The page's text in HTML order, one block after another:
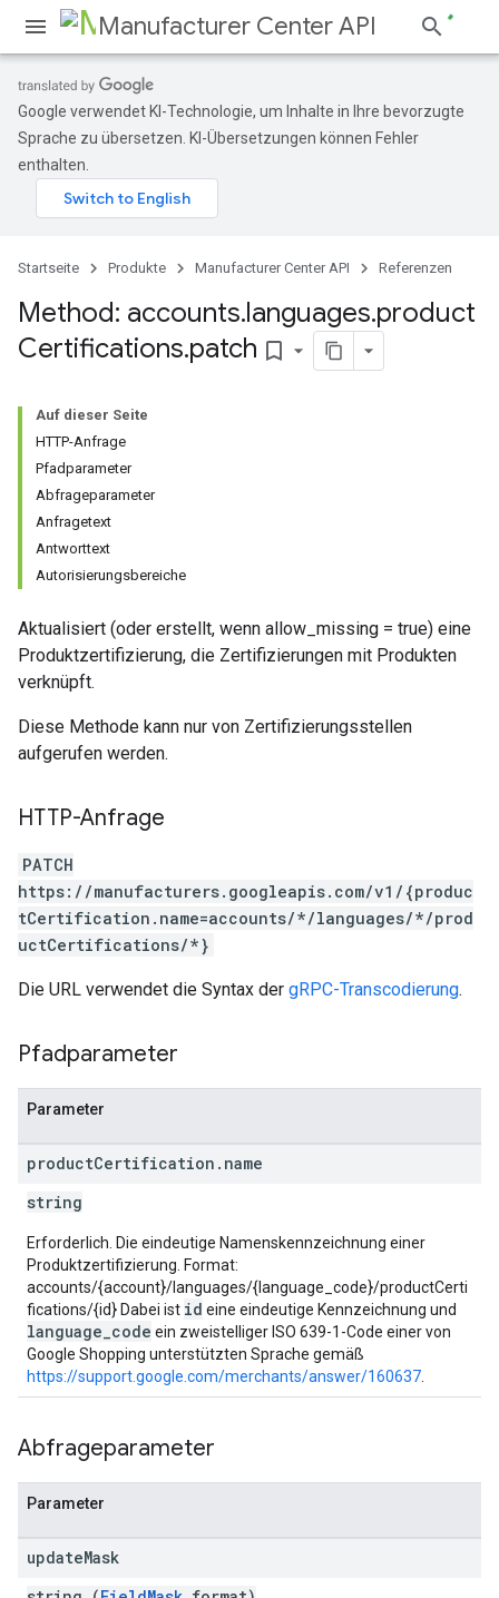
Manufacturer Center API
Google verwendet KI-Technologie, um Inhalte in Ihre bevorzugte
Sprache zu übersetzen. KI-Übersetzungen können Fehler
enthalten.
Startseite Produkte Manufacturer Center API Referenzen
Method: accounts.languages.product
Certifications.patch bookmark_border
Auf dieser Seite
HTTP-Anfrage
Pfadparameter
Abfrageparameter
Anfragetext
Antworttext
Autorisierungsbereiche
Aktualisiert (oder erstellt, wenn allow_missing = true) eine
Produktzertifizierung, die Zertifizierungen mit Produkten
verknüpft.
Diese Methode kann nur von Zertifizierungsstellen
aufgerufen werden.
HTTP-Anfrage
PATCH
https://manufacturers.googleapis.com/v1/{produc
tCertification.name=accounts/*/languages/*/prod
uctCertifications/*}
Die URL verwendet die Syntax der gRPC-Transcodierung.
Pfadparameter
Parameter
productCertification . name
string
Erforderlich. Die eindeutige Namenskennzeichnung einer
Produktzertifizierung. Format:
accounts/{account}/languages/{language_code}/productCerti
fications/{id} Dabei ist id eine eindeutige Kennzeichnung und
language_code ein zweistelliger ISO 639-1-Code einer von
Google Shopping unterstützten Sprache gemäß
https://support.google.com/merchants/answer/160637
Abfrageparameter
Parameter
updateMask